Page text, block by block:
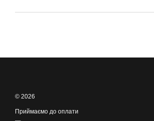
© 2026
Приймаємо до оплати